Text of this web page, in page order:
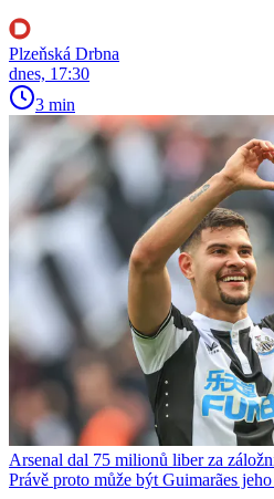
Plzeňská Drbna
dnes, 17:30
3 min
Arsenal dal 75 milionů liber za
Právě proto může být Guimarães